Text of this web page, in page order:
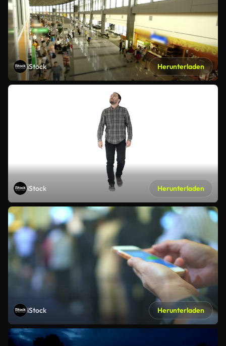
iStock Herunterladen
iStock Herunterladen
iStock Herunterladen